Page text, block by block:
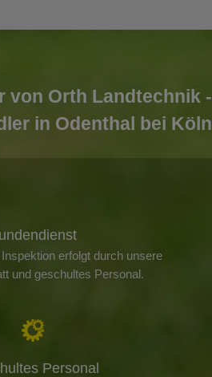
von Orth Landtechnik -
in Odenthal bei Köln
erfolgt durch unsere
und geschultes Personal.
Personal